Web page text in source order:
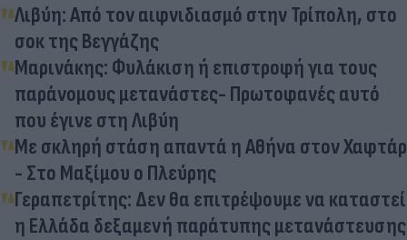
Λιβύη: Από τον αιφνιδιασμό στην Τρίπολη, στο
σοκ της Βεγγάζης
Μαρινάκης: Φυλάκιση ή επιστροφή για τους
παράνομους μετανάστες- Πρωτοφανές αυτό
που έγινε στη Λιβύη
Με σκληρή στάση απαντά η Αθήνα στον Χαφτάρ
- Στο Μαξίμου ο Πλεύρης
Γεραπετρίτης: Δεν θα επιτρέψουμε να καταστεί
η Ελλάδα δεξαμενή παράτυπης μετανάστευσης